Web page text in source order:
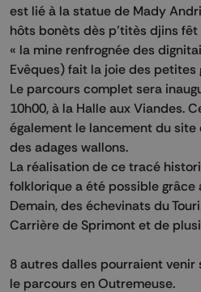
est lié à la statue de Mady
hôts bonèts dès p’titès djins fêt
« la mine renfrognée des
Evêques) fait la joie des petites
Le parcours complet sera
10h00, à la Halle aux Viandes.
également le lancement du
des adages wallons.
La réalisation de ce tracé
folklorique a été possible grâce
Demain, des échevinats du
Carrière de Sprimont et de
8 autres dalles pourraient venir
le parcours en Outremeuse.